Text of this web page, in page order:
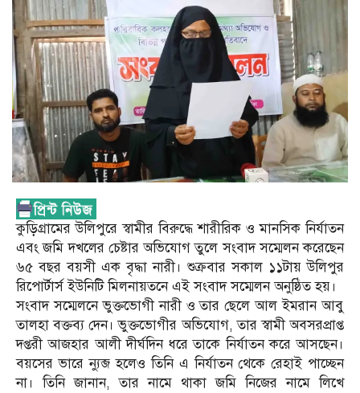
কুড়িগ্রামের উলিপুরে স্বামীর বিরুদ্ধে শারীরিক ও মানসিক নির্যাতন
এবং জমি দখলের চেষ্টার অভিযোগ তুলে সংবাদ সম্মেলন করেছেন
৬৫ বছর বয়সী এক বৃদ্ধা নারী। শুক্রবার সকাল ১১টায় উলিপুর
রিপোর্টার্স ইউনিটি মিলনায়তনে এই সংবাদ সম্মেলন অনুষ্ঠিত হয়।
সংবাদ সম্মেলনে ভুক্তভোগী নারী ও তার ছেলে আল ইমরান আবু
তালহা বক্তব্য দেন। ভুক্তভোগীর অভিযোগ, তার স্বামী অবসরপ্রাপ্ত
দপ্তরী আজহার আলী দীর্ঘদিন ধরে তাকে নির্যাতন করে আসছেন।
বয়সের ভারে ন্যুব্জ হলেও তিনি এ নির্যাতন থেকে রেহাই পাচ্ছেন
না। তিনি জানান, তার নামে থাকা জমি নিজের নামে লিখে